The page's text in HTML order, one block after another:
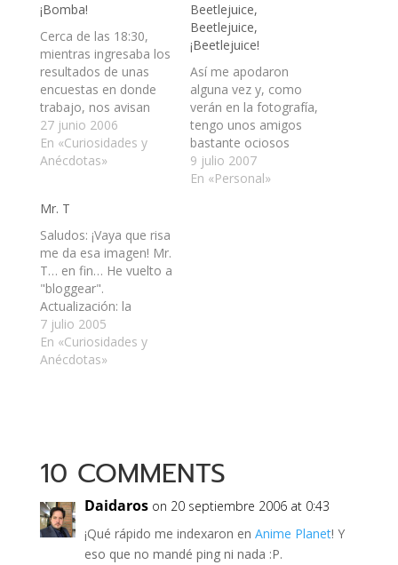
¡Bomba!
Cerca de las 18:30,
mientras ingresaba los
resultados de unas
encuestas en donde
trabajo, nos avisan
que había0n llamado
anónimamente
diciendo que habían
estufita y gas recién
comprado. Obligado a
salir al frío de la calle
por media hora
mientras llegaban
Carabineros…
27 junio 2006
En «Curiosidades y
Anécdotas»
Beetlejuice,
Beetlejuice,
¡Beetlejuice!
Así me apodaron
alguna vez y, como
verán en la fotografía,
tengo unos amigos
bastante ociosos
dedicados, que
hicieron de mí
9 julio 2007
En «Personal»
Mr. T
Saludos: ¡Vaya que risa
me da esa imagen! Mr.
T… en fin… He vuelto a
"bloggear".
Actualización: la
imagen que aparecía
acá la he perdido y no
volveré a colocarla.
7 julio 2005
En «Curiosidades y
Anécdotas»
10 COMMENTS
Daidaros on 20 septiembre 2006 at 0:43
¡Qué rápido me indexaron en Anime Planet! Y
eso que no mandé ping ni nada :P.